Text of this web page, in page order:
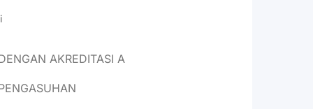
AKREDITASI A